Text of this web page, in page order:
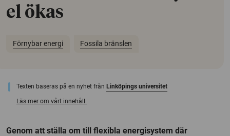
el ökas
Förnybar energi Fossila bränslen
Texten baseras på en nyhet från Linköpings universitet
Läs mer om vårt innehåll.
Genom att ställa om till flexibla energisystem där